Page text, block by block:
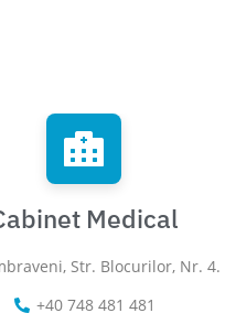
Medical
Str. Blocurilor, Nr. 4.
+40 748 481 481